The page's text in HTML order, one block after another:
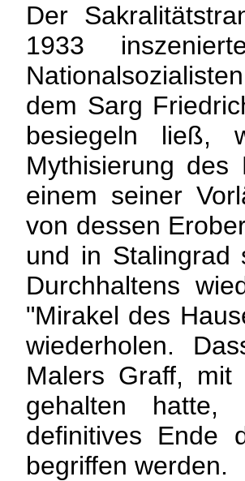
Der
1933
dem Sarg
besiegeln ließ,
Mythisierung des
einem seiner
von dessen
und in Stalingrad
Durchhaltens
"Mirakel des
wiederholen.
Malers Graff,
gehalten
definitives Ende
begriffen werden.